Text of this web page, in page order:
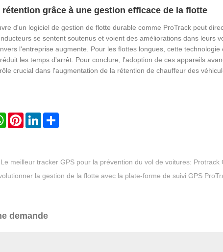
grâce à une gestion efficace de la flotte
d'un logiciel de gestion de flotte durable comme ProTrack peut
se sentent soutenus et voient des améliorations dans leurs
l'entreprise augmente. Pour les flottes longues, cette
les temps d'arrêt. Pour conclure, l'adoption de ces appareils
crucial dans l'augmentation de la rétention de chauffeur des
WhatsAppPinterestLinkedInShare
Le meilleur tracker GPS pour la prévention du vol de voitures: Protrack
la gestion de la flotte avec la plate-forme de suivi GPS
demande